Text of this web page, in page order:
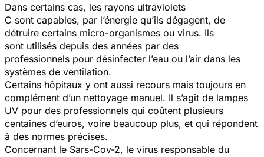
Dans certains cas, les rayons ultraviolets
C sont capables, par l’énergie qu’ils dégagent, de
détruire certains micro-organismes ou virus. Ils
sont utilisés depuis des années par des
professionnels pour désinfecter l’eau ou l’air dans les
systèmes de ventilation.
Certains hôpitaux y ont aussi recours mais toujours en
complément d’un nettoyage manuel. Il s’agit de lampes
UV pour des professionnels qui coûtent plusieurs
centaines d’euros, voire beaucoup plus, et qui répondent
à des normes précises.
Concernant le Sars-Cov-2, le virus responsable du